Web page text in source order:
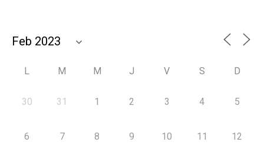
L M M J V S D
30 31 1 2 3 4 5
6 7 8 9 10 11 12